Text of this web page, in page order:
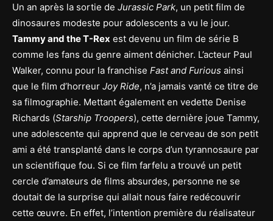
Un an après la sortie de Jurassic Park, un petit film de
dinosaures modeste pour adolescents a vu le jour.
Tammy and the T-Rex est devenu un film de série B
comme les fans du genre aiment dénicher. L’acteur Paul
Walker, connu pour la franchise Fast and Furious ainsi
que le film d’horreur Joy Ride, n’a jamais vanté ce titre de
sa filmographie. Mettant également en vedette Denise
Richards (Starship Troopers), cette dernière joue Tammy,
une adolescente qui apprend que le cerveau de son petit
ami a été transplanté dans le corps d’un tyrannosaure par
un scientifique fou. Si ce film farfelu a trouvé un petit
cercle d’amateurs de films absurdes, personne ne se
doutait de la surprise qui allait nous faire redécouvrir
cette œuvre. En effet, l’intention première du réalisateur